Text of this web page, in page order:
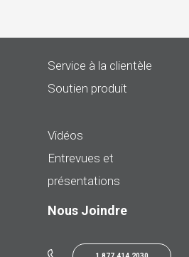
Service à la clientèle
Soutien produit
Vidéos
Entrevues et
présentations
Nous Joindre